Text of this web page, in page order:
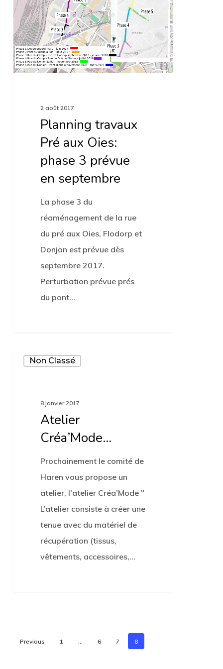
phase
3
prévue
en
septembre
2 août 2017
Planning travaux
Pré aux Oies:
phase 3 prévue
en septembre
La phase 3 du
réaménagement de la rue
du pré aux Oies, Flodorp et
Donjon est prévue dès
septembre 2017.
Perturbation prévue prés
du pont…
Créa’Mode…
Non Classé
8 janvier 2017
Atelier
Créa’Mode…
Prochainement le comité de
Haren vous propose un
atelier, l'atelier Créa’Mode "
L’atelier consiste à créer une
tenue avec du matériel de
récupération (tissus,
vêtements, accessoires,…
Previous 1 … 6 7 8